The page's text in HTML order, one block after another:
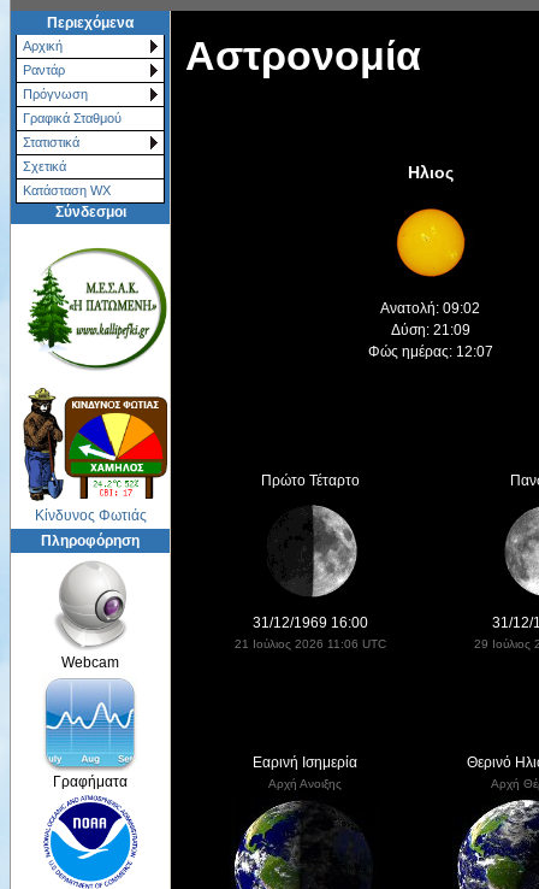
Περιεχόμενα
Αρχική
Ραντάρ
Πρόγνωση
Γραφικά Σταθμού
Στατιστικά
Σχετικά
Κατάσταση WX
Σύνδεσμοι
Κίνδυνος Φωτιάς
Πληροφόρηση
Webcam
Γραφήματα
Αστρονομία
Ηλιος
Ανατολή: 09:02
Δύση: 21:09
Φώς ημέρας: 12:07
Πρώτο Τέταρτο
31/12/1969 16:00
21 Ιούλιος 2026 11:06 UTC
31/12/
29
Εαρινή Ισημερία
Αρχή Ανοιξης
Θερινό
Αρχή